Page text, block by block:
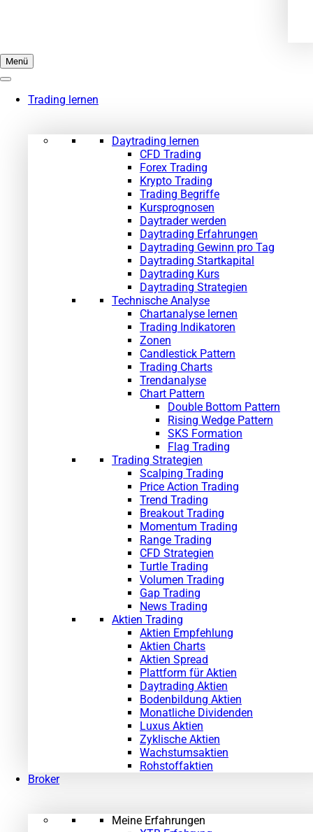
Menü
Trading lernen
Daytrading lernen
CFD Trading
Forex Trading
Krypto Trading
Trading Begriffe
Kursprognosen
Daytrader werden
Daytrading Erfahrungen
Daytrading Gewinn pro Tag
Daytrading Startkapital
Daytrading Kurs
Daytrading Strategien
Technische Analyse
Chartanalyse lernen
Trading Indikatoren
Zonen
Candlestick Pattern
Trading Charts
Trendanalyse
Chart Pattern
Double Bottom Pattern
Rising Wedge Pattern
SKS Formation
Flag Trading
Trading Strategien
Scalping Trading
Price Action Trading
Trend Trading
Breakout Trading
Momentum Trading
Range Trading
CFD Strategien
Turtle Trading
Volumen Trading
Gap Trading
News Trading
Aktien Trading
Aktien Empfehlung
Aktien Charts
Aktien Spread
Plattform für Aktien
Daytrading Aktien
Bodenbildung Aktien
Monatliche Dividenden
Luxus Aktien
Zyklische Aktien
Wachstumsaktien
Rohstoffaktien
Broker
Meine Erfahrungen